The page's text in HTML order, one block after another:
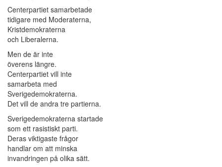
Centerpartiet samarbetade
tidigare med Moderaterna,
Kristdemokraterna
och Liberalerna.
Men de är inte
överens längre.
Centerpartiet vill inte
samarbeta med
Sverigedemokraterna.
Det vill de andra tre partierna.
Sverigedemokraterna startade
som ett rasistiskt parti.
Deras viktigaste frågor
handlar om att minska
invandringen på olika sätt.